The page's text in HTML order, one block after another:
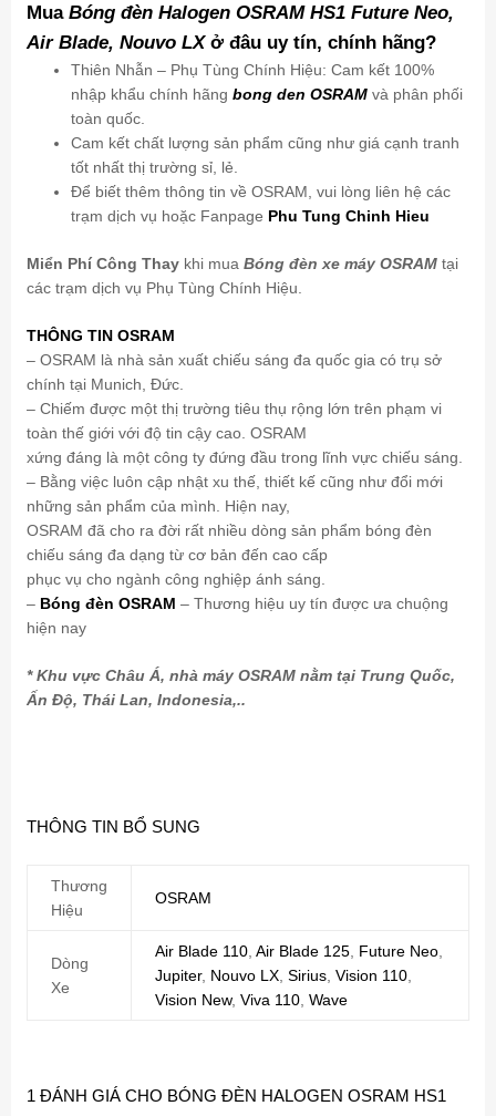
Mua Bóng đèn Halogen OSRAM HS1 Future Neo,
Air Blade, Nouvo LXở đâu uy tín, chính hãng?
Thiên Nhẫn – Phụ Tùng Chính Hiệu: Cam kết 100%
nhập khẩu chính hãng bong den OSRAM và phân phối
toàn quốc.
Cam kết chất lượng sản phẩm cũng như giá cạnh tranh
tốt nhất thị trường sỉ, lẻ.
Để biết thêm thông tin về OSRAM, vui lòng liên hệ các
trạm dịch vụ hoặc Fanpage Phu Tung Chinh Hieu
Miển Phí Công Thay khi mua Bóng đèn xe máy OSRAM tại
các trạm dịch vụ Phụ Tùng Chính Hiệu.
THÔNG TIN OSRAM
– OSRAM là nhà sản xuất chiếu sáng đa quốc gia có trụ sở
chính tại Munich, Đức.
– Chiếm được một thị trường tiêu thụ rộng lớn trên phạm vi
toàn thế giới với độ tin cậy cao. OSRAM
xứng đáng là một công ty đứng đầu trong lĩnh vực chiếu sáng.
– Bằng việc luôn cập nhật xu thế, thiết kế cũng như đổi mới
những sản phẩm của mình. Hiện nay,
OSRAM đã cho ra đời rất nhiều dòng sản phẩm bóng đèn
chiếu sáng đa dạng từ cơ bản đến cao cấp
phục vụ cho ngành công nghiệp ánh sáng.
– Bóng đèn OSRAM – Thương hiệu uy tín được ưa chuộng
hiện nay
* Khu vực Châu Á, nhà máy OSRAM nằm tại Trung Quốc,
Ấn Độ, Thái Lan, Indonesia,..
THÔNG TIN BỔ SUNG
Thương
Hiệu
OSRAM
Dòng
Xe
Air Blade 110, Air Blade 125, Future Neo,
Jupiter, Nouvo LX, Sirius, Vision 110,
Vision New, Viva 110, Wave
1 ĐÁNH GIÁ CHO BÓNG ĐÈN HALOGEN OSRAM HS1